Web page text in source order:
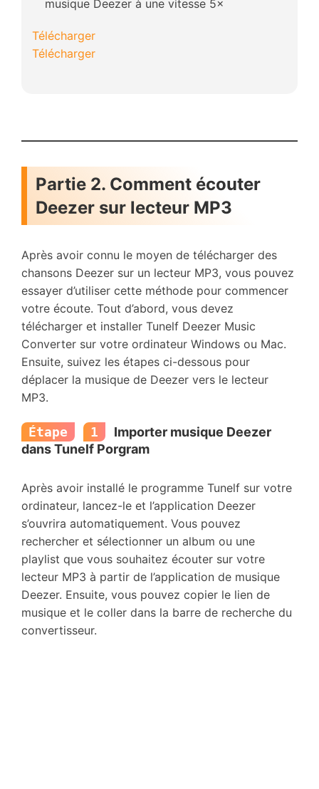
musique Deezer à une vitesse 5×
Télécharger
Télécharger
Partie 2. Comment écouter
Deezer sur lecteur MP3
Après avoir connu le moyen de télécharger des
chansons Deezer sur un lecteur MP3, vous pouvez
essayer d’utiliser cette méthode pour commencer
votre écoute. Tout d’abord, vous devez
télécharger et installer Tunelf Deezer Music
Converter sur votre ordinateur Windows ou Mac.
Ensuite, suivez les étapes ci-dessous pour
déplacer la musique de Deezer vers le lecteur
MP3.
Étape 1
Importer musique Deezer
dans Tunelf Porgram
Après avoir installé le programme Tunelf sur votre
ordinateur, lancez-le et l’application Deezer
s’ouvrira automatiquement. Vous pouvez
rechercher et sélectionner un album ou une
playlist que vous souhaitez écouter sur votre
lecteur MP3 à partir de l’application de musique
Deezer. Ensuite, vous pouvez copier le lien de
musique et le coller dans la barre de recherche du
convertisseur.